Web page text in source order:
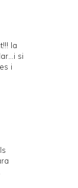
la
si
i